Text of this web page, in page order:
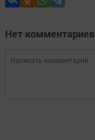
Нет комментариев